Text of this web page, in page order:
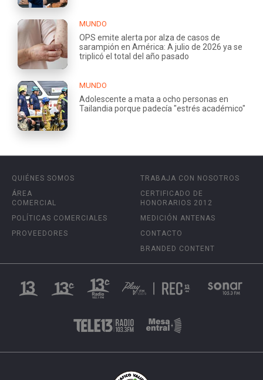
MUNDO
OPS emite alerta por alza de casos de
sarampión en América: A julio de 2026 ya se
triplicó el total del año pasado
MUNDO
Adolescente a mata a ocho personas en
Tailandia porque padecía "estrés académico"
QUIÉNES SOMOS
ÁREA
COMERCIAL
POLÍTICAS COMERCIALES
PROVEEDORES
TRABAJA CON NOSOTROS
CERTIFICADO DE
HONORARIOS 2012
MEDICIÓN ANTENAS
CONTACTO
BRANDED CONTENT